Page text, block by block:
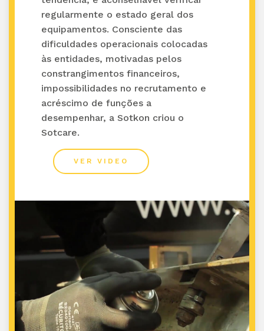
regularmente o estado geral dos
equipamentos. Consciente das
dificuldades operacionais colocadas
às entidades, motivadas pelos
constrangimentos financeiros,
impossibilidades no recrutamento e
acréscimo de funções a
desempenhar, a Sotkon criou o
Sotcare.
VER VIDEO